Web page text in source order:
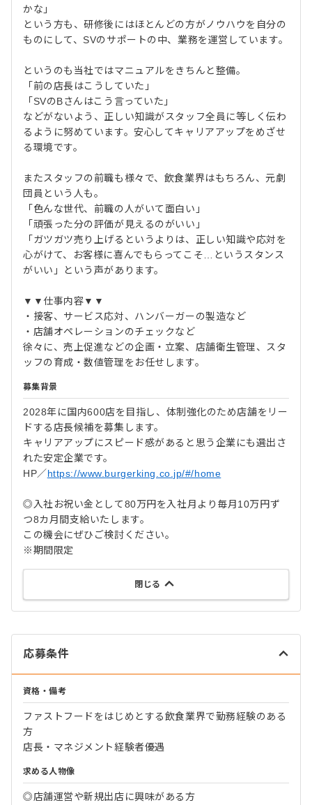
かな」
という方も、研修後にはほとんどの方がノウハウを自分の
ものにして、SVのサポートの中、業務を運営しています。
というのも当社ではマニュアルをきちんと整備。
「前の店長はこうしていた」
「SVのBさんはこう言っていた」
などがないよう、正しい知識がスタッフ全員に等しく伝わ
るように努めています。安心してキャリアアップをめざせ
る環境です。
またスタッフの前職も様々で、飲食業界はもちろん、元劇
団員という人も。
「色んな世代、前職の人がいて面白い」
「頑張った分の評価が見えるのがいい」
「ガツガツ売り上げるというよりは、正しい知識や応対を
心がけて、お客様に喜んでもらってこそ…というスタンス
がいい」という声があります。
▼▼仕事内容▼▼
・接客、サービス応対、ハンバーガーの製造など
・店舗オペレーションのチェックなど
徐々に、売上促進などの企画・立案、店舗衛生管理、スタ
ッフの育成・数値管理をお任せします。
募集背景
2028年に国内600店を目指し、体制強化のため店舗をリー
ドする店長候補を募集します。
キャリアアップにスピード感があると思う企業にも選出さ
れた安定企業です。
HP／https://www.burgerking.co.jp/#/home
◎入社お祝い金として80万円を入社月より毎月10万円ず
つ8カ月間支給いたします。
この機会にぜひご検討ください。
※期間限定
閉じる
応募条件
資格・備考
ファストフードをはじめとする飲食業界で勤務経験のある
方
店長・マネジメント経験者優遇
求める人物像
◎店舗運営や新規出店に興味がある方